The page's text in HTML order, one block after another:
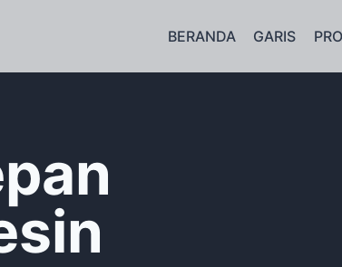
BERANDA GARIS